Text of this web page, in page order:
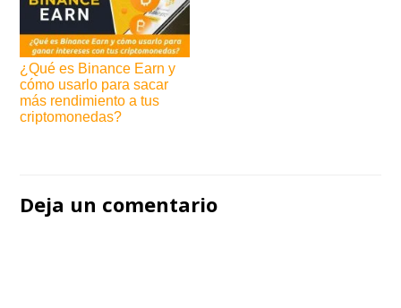
¿Qué es Binance Earn y
cómo usarlo para sacar
más rendimiento a tus
criptomonedas?
entradas
Deja un comentario